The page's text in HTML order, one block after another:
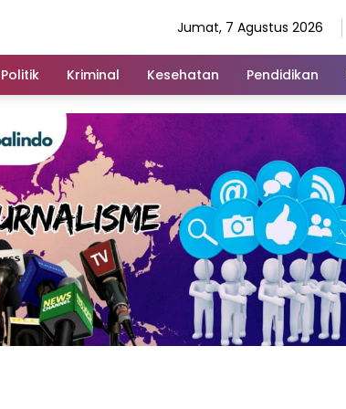
Jumat, 7 Agustus 2026
Politik Kriminal Kesehatan Pendidikan